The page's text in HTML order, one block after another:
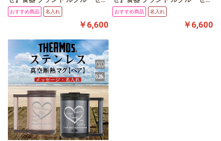
ティーマグ カップ 413ml ( 60歳
誕生日 還暦祝い 赤色 結婚祝い
おすすめ商品 名入れ
￥6,600
グカップ コーヒーカップ ( 60歳
誕生日 還暦祝い 赤色 結婚祝い
おすすめ商品 名入れ
￥6,600